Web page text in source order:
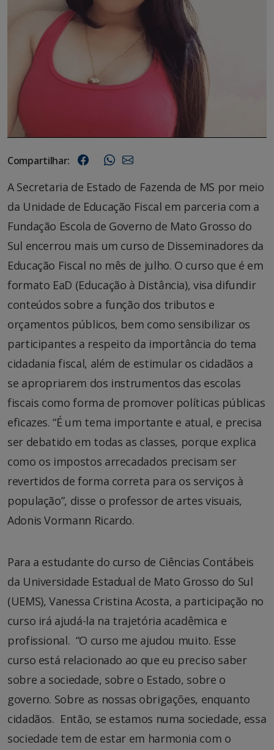
Compartilhar:
A Secretaria de Estado de Fazenda de MS por meio
da Unidade de Educação Fiscal em parceria com a
Fundação Escola de Governo de Mato Grosso do
Sul encerrou mais um curso de Disseminadores da
Educação Fiscal no mês de julho. O curso que é em
formato EaD (Educação à Distância), visa difundir
conteúdos sobre a função dos tributos e
orçamentos públicos, bem como sensibilizar os
participantes a respeito da importância do tema
cidadania fiscal, além de estimular os cidadãos a
se apropriarem dos instrumentos das escolas
fiscais como forma de promover políticas públicas
eficazes. “É um tema importante e atual, e precisa
ser debatido em todas as classes, porque explica
como os impostos arrecadados precisam ser
revertidos de forma correta para os serviços à
população”, disse o professor de artes visuais,
Adonis Vormann Ricardo.
Para a estudante do curso de Ciências Contábeis
da Universidade Estadual de Mato Grosso do Sul
(UEMS), Vanessa Cristina Acosta, a participação no
curso irá ajudá-la na trajetória acadêmica e
profissional. “O curso me ajudou muito. Esse
curso está relacionado ao que eu preciso saber
sobre a sociedade, sobre o Estado, sobre o
governo. Sobre as nossas obrigações, enquanto
cidadãos. Então, se estamos numa sociedade, essa
sociedade tem de estar em harmonia com o